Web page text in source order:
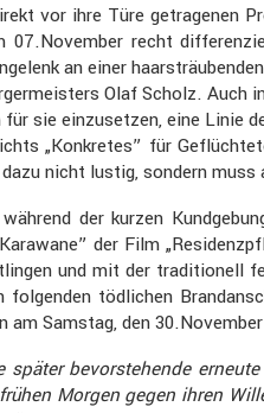
vor ihre Türe getra­genen
recht
an einer
Olaf Scholz.
sie einzu­setzen, eine
„Konkretes” für
nicht lustig, sondern muss
der kurzen
der Film
und mit der tradi­tio­nell
tödli­chen
Samstag, den
bevor­ste­hende
Morgen gegen ihren